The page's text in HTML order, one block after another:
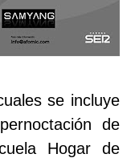
se incluye
de
Hogar de